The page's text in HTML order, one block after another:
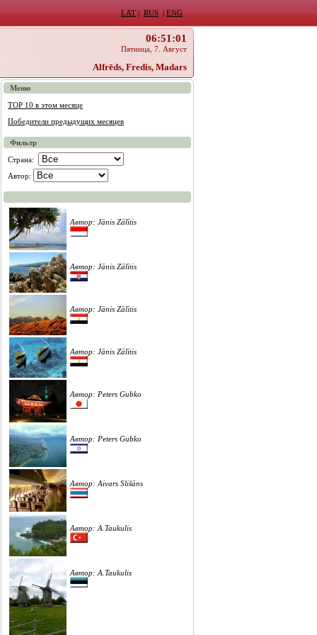
LAT | RUS | ENG
06:51:01
Пятница, 7. Август
Alfrēds, Fredis, Madars
Меню
TOP 10 в этом месяце
Победители предыдущих месяцев
Фильтр
Страна:
Автор:
Автор: Jānis Zālītis
Автор: Jānis Zālītis
Автор: Jānis Zālītis
Автор: Jānis Zālītis
Автор: Peters Gubko
Автор: Peters Gubko
Автор: Aivars Slišāns
Автор: A.Taukulis
Автор: A.Taukulis